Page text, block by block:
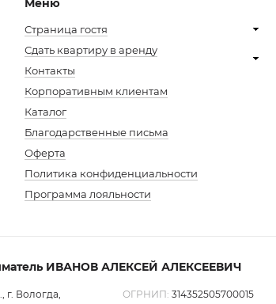
Меню
Меню
в
подвале
Страница гостя
Сдать квартиру в аренду
Контакты
Корпоративным клиентам
Каталог
Благодарственные письма
Оферта
Политика конфиденциальности
Доп.
Вологда
Программа лояльности
ИВАНОВ АЛЕКСЕЙ АЛЕКСЕЕВИЧ
г. Вологда,
ОГРНИП: 314352505700015